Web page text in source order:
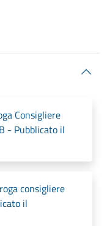
Consigliere
- Pubblicato il
consigliere
il